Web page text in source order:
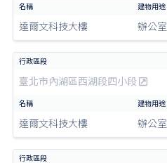
達爾文科技大樓 辦公室
臺北市內湖區西湖段四小段
達爾文科技大樓 辦公室